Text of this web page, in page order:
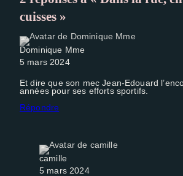
cuisses »
Dominique Mme
5 mars 2024
Et dire que son mec Jean-Edouard
années pour ses efforts sportifs.
Répondre
camille
5 mars 2024